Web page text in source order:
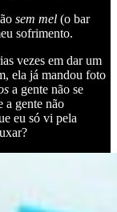
sem mel (o bar
sofrimento.
vezes em dar um
ela já mandou foto
a gente não se
a gente não
eu só vi pela